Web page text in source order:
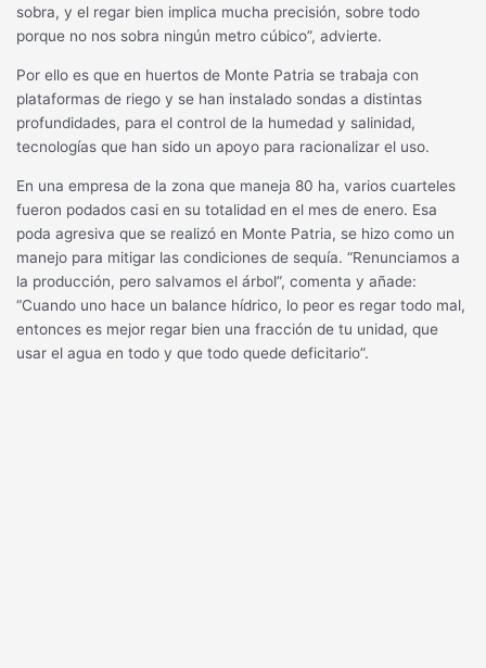
sobra, y el regar bien implica mucha precisión, sobre todo
porque no nos sobra ningún metro cúbico”, advierte.
Por ello es que en huertos de Monte Patria se trabaja con
plataformas de riego y se han instalado sondas a distintas
profundidades, para el control de la humedad y salinidad,
tecnologías que han sido un apoyo para racionalizar el uso.
En una empresa de la zona que maneja 80 ha, varios cuarteles
fueron podados casi en su totalidad en el mes de enero. Esa
poda agresiva que se realizó en Monte Patria, se hizo como un
manejo para mitigar las condiciones de sequía. “Renunciamos a
la producción, pero salvamos el árbol”, comenta y añade:
“Cuando uno hace un balance hídrico, lo peor es regar todo mal,
entonces es mejor regar bien una fracción de tu unidad, que
usar el agua en todo y que todo quede deficitario”.